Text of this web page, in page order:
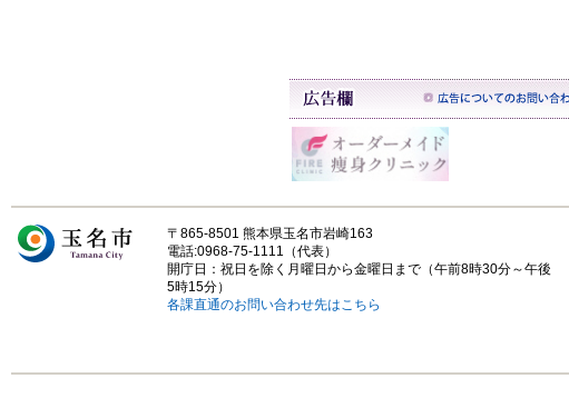
〒865-8501 熊本県玉名市岩崎163
電話:0968-75-1111（代表）
開庁日：祝日を除く月曜日から金曜日まで（午前8時30分～午後
5時15分）
各課直通のお問い合わせ先はこちら